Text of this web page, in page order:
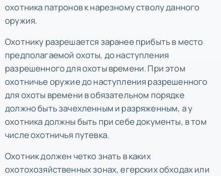
охотника патронов к нарезному стволу данного
оружия.
Охотнику разрешается заранее прибыть в место
предполагаемой охоты, до наступления
разрешенного для охоты времени. При этом
охотничье оружие до наступления разрешенного
для охоты времени в обязательном порядке
должно быть зачехленным и разряженным, а у
охотника должны быть при себе документы, в том
числе охотничья путевка.
Охотник должен четко знать в каких
охотохозяйственных зонах, егерских обходах или